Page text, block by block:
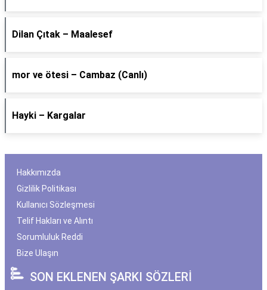
Dilan Çıtak – Maalesef
​mor ve ötesi – Cambaz (Canlı)
Hayki – Kargalar
Hakkımızda
Gizlilik Politikası
Kullanıcı Sözleşmesi
Telif Hakları ve Alıntı
Sorumluluk Reddi
Bize Ulaşın
SON EKLENEN ŞARKI SÖZLERİ